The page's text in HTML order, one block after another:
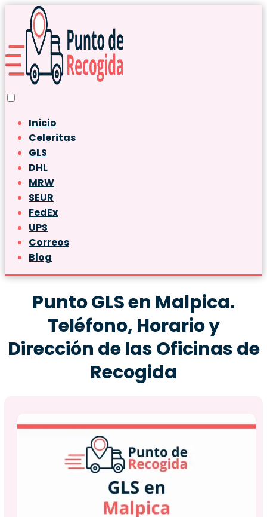
Inicio
Celeritas
GLS
DHL
MRW
SEUR
FedEx
UPS
Correos
Blog
Punto GLS en Malpica.
Teléfono, Horario y
Dirección de las Oficinas de
Recogida